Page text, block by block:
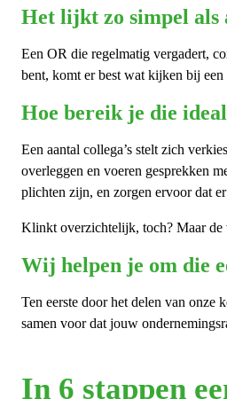
Het lijkt zo simpel als
Een OR die regelmatig vergadert,
bent, komt er best wat kijken bij
Hoe bereik je die
Een aantal collega’s stelt zich
overleggen en voeren gesprekken
plichten zijn, en zorgen ervoor dat
Klinkt overzichtelijk, toch? Maar de
Wij helpen je om die
Ten eerste door het delen van onze
samen voor dat jouw
In 6 stappen